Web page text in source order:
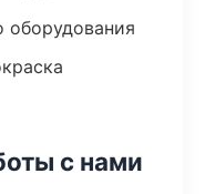
оборудования
с нами